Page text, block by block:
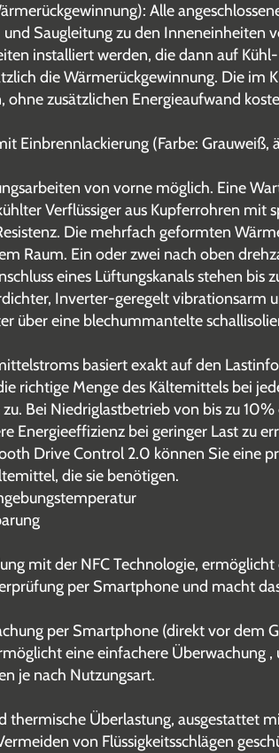
Alle
Saugleitung zu den Inneneinheiten
installiert werden, die dann auf
die Wärmerückgewinnung. Die im
zusätzlichen Energieaufwand
Einbrennlackierung (Farbe:
von vorne möglich. Eine
Verflüssiger aus Kupferrohren
Die mehrfach geformten
Raum. Ein oder zwei nach oben
eines Lüftungskanals stehen bis
Inverter-geregelt vibrationsarm
über eine blechummantelte
basiert exakt auf den
richtige Menge des Kältemittels bei
Bei Niedriglastbetrieb von bis zu
Energieeffizienz bei geringer Last zu
Drive Control 2.0 können Sie eine
die sie benötigen.
mit der NFC Technologie,
per Smartphone und macht
per Smartphone (direkt vor dem
eine einfachere Überwachung
je nach Nutzungsart.
thermische Überlastung, ausgestattet
von Flüssigkeitsschlägen